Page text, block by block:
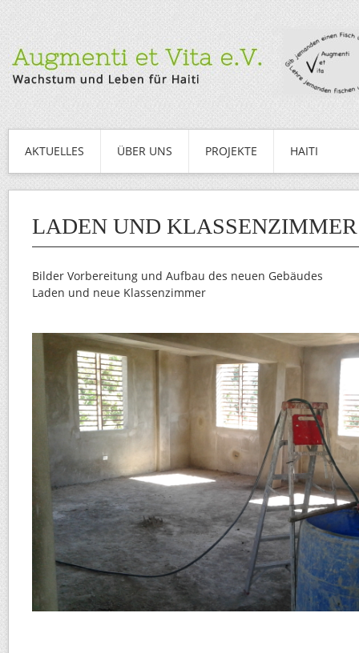
AKTUELLES ÜBER UNS PROJEKTE HAITI
LADEN UND KLASSENZIMMER
Bilder Vorbereitung und Aufbau des neuen Gebäudes
Laden und neue Klassenzimmer